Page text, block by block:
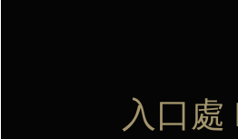
入口處